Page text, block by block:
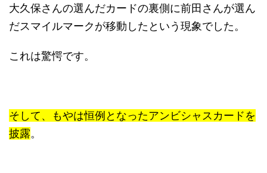
大久保さんの選んだカードの裏側に前田さんが選ん
だスマイルマークが移動したという現象でした。
これは驚愕です。
そして、もやは恒例となったアンビシャスカードを
披露。